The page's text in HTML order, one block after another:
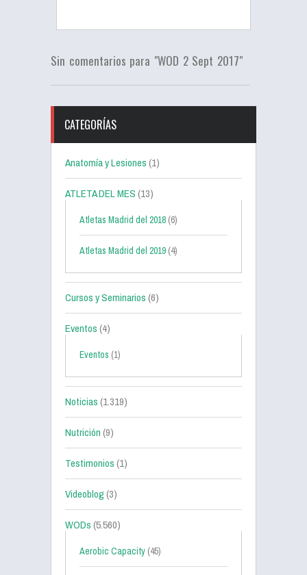
Sin comentarios para "WOD 2 Sept 2017"
CATEGORÍAS
Anatomía y Lesiones(1)
ATLETA DEL MES(13)
Atletas Madrid del 2018 (6)
Atletas Madrid del 2019 (4)
Cursos y Seminarios(6)
Eventos(4)
Eventos (1)
Noticias(1.319)
Nutrición(9)
Testimonios(1)
Videoblog(3)
WODs(5.560)
Aerobic Capacity (45)